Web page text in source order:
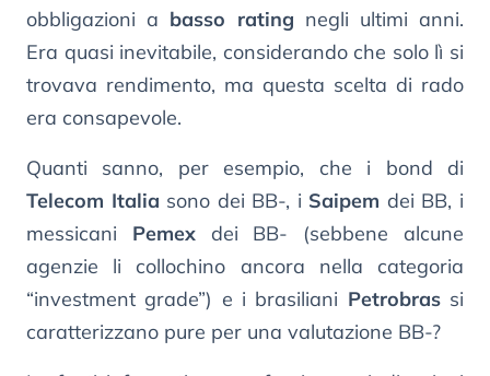
obbligazioni a basso rating negli ultimi anni.
Era quasi inevitabile, considerando che solo lì si
trovava rendimento, ma questa scelta di rado
era consapevole.
Quanti sanno, per esempio, che i bond di
Telecom Italia sono dei BB-, i Saipem dei BB, i
messicani Pemexdei BB- (sebbene alcune
agenzie li collochino ancora nella categoria
“investment grade”) e i brasiliani Petrobrassi
caratterizzano pure per una valutazione BB-?